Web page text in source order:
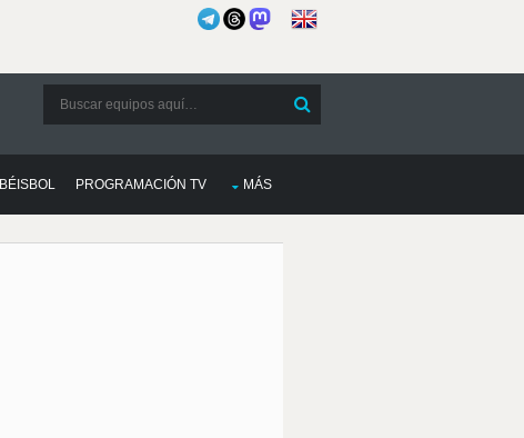
BÉISBOL PROGRAMACIÓN TV MÁS